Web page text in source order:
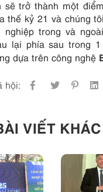
sẽ trở thành một
thế kỷ 21 và chúng
nghiệp trong và
lại phía sau trong
dựa trên công nghệ
hội:
VIẾT KHÁC